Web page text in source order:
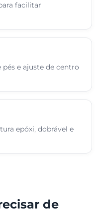
facilitar
e ajuste de centro
epóxi, dobrável e
de